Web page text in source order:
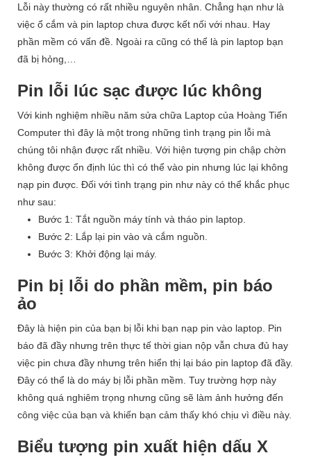
Lỗi này thường có rất nhiều nguyên nhân. Chẳng hạn như là
việc ổ cắm và pin laptop chưa được kết nối với nhau. Hay
phần mềm có vấn đề. Ngoài ra cũng có thể là pin laptop bạn
đã bị hỏng,…
Pin lỗi lúc sạc được lúc không
Với kinh nghiệm nhiều năm sửa chữa Laptop của Hoàng Tiến
Computer thì đây là một trong những tình trạng pin lỗi mà
chúng tôi nhận được rất nhiều. Với hiện tượng pin chập chờn
không được ổn định lúc thì có thể vào pin nhưng lúc lại không
nạp pin được. Đối với tình trạng pin như này có thể khắc phục
như sau:
Bước 1: Tắt nguồn máy tính và tháo pin laptop.
Bước 2: Lắp lại pin vào và cắm nguồn.
Bước 3: Khởi động lại máy.
Pin bị lỗi do phần mềm, pin báo
ảo
Đây là hiện pin của bạn bị lỗi khi bạn nạp pin vào laptop. Pin
báo đã đầy nhưng trên thực tế thời gian nộp vẫn chưa đủ hay
việc pin chưa đầy nhưng trên hiển thị lại báo pin laptop đã đầy.
Đây có thể là do máy bị lỗi phần mềm. Tuy trường hợp này
không quá nghiêm trọng nhưng cũng sẽ làm ảnh hưởng đến
công việc của bạn và khiến bạn cảm thấy khó chịu vì điều này.
Biểu tượng pin xuất hiện dấu X